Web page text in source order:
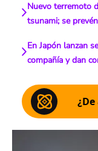
Nuevo terremoto
tsunami; se
En Japón lanzan
compañía y dan